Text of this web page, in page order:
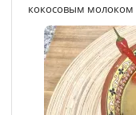
кокосовым молоком